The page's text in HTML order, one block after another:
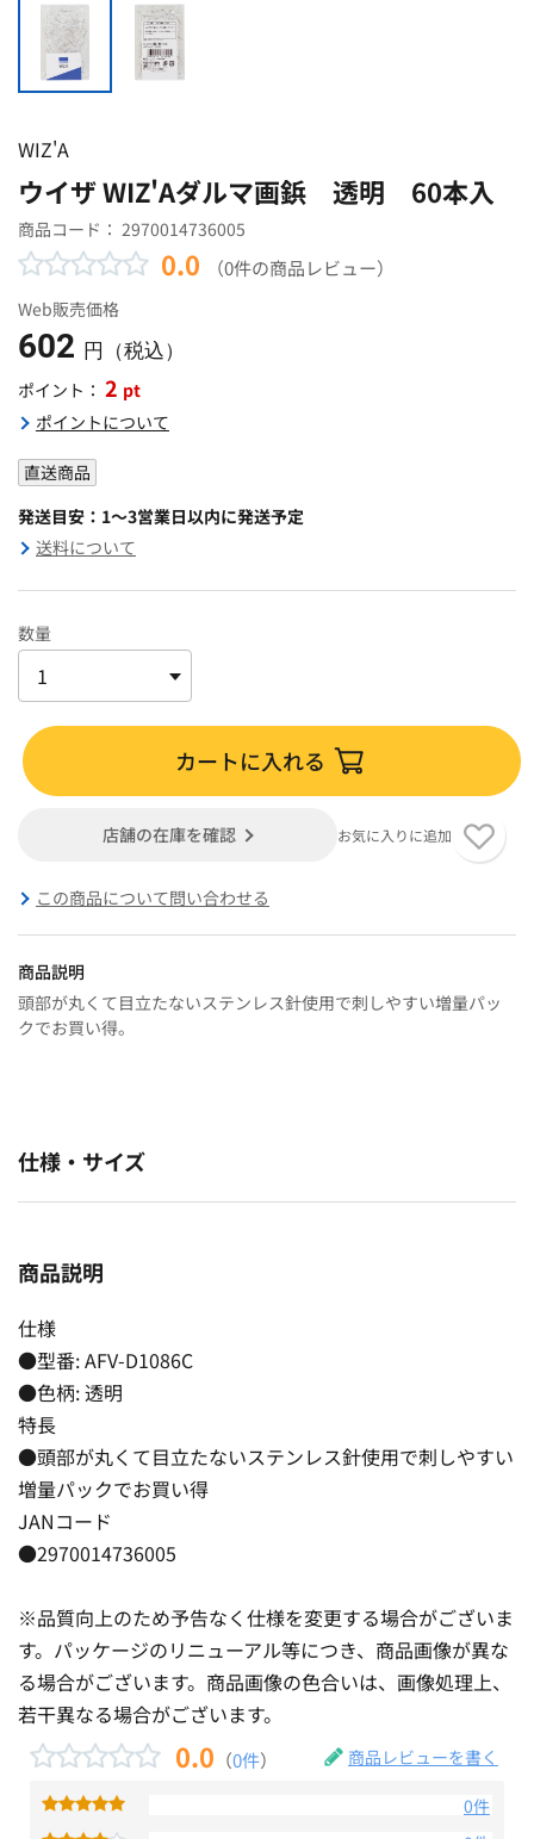
WIZ'A
ウイザ WIZ'Aダルマ画鋲 透明 60本入
商品コード： 2970014736005
0.0 （0件の商品レビュー）
Web販売価格
602 円（税込）
ポイント： 2 pt
ポイントについて
直送商品
発送目安：1～3営業日以内に発送予定
送料について
数量
カートに入れる
店舗の在庫を確認 お気に入りに追加
この商品について問い合わせる
商品説明
頭部が丸くて目立たないステンレス針使用で刺しやすい増量パッ
クでお買い得。
仕様・サイズ
商品説明
仕様
●型番: AFV-D1086C
●色柄: 透明
特長
●頭部が丸くて目立たないステンレス針使用で刺しやすい
増量パックでお買い得
JANコード
●2970014736005
※品質向上のため予告なく仕様を変更する場合がございま
す。パッケージのリニューアル等につき、商品画像が異な
る場合がございます。商品画像の色合いは、画像処理上、
若干異なる場合がございます。
0.0 （0件） 商品レビューを書く
0件